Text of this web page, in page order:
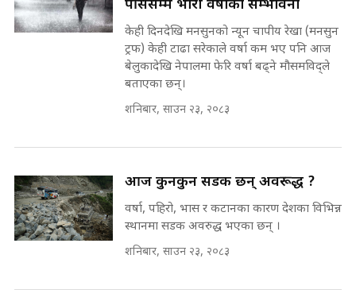
on the Same Page ||
SIDHAKURA ||
सहकारी पीडितसँग मन्त्री प्रतिभा रावलले
भनिन्–साथ दिनुहोस्, दबाब होइन ||
Sidhakura || Pratibha Rawal
रसुवाकाे भाङ्गे झरना | Bhange
SIDHAKURA ||
पोप्पोको पासोः कमाउने लोभमा घरबार नै
उठिबास | The Dark Side of
'Poppo Live'-SIDHAKURA
INVESTIGATION
मन्त्री आउने बित्तिकै सुरु भएको थियो
SIDHAKURA ||
घुसको डिल गर्ने मन्त्रीकाे राजिनामा,
भूमिसुधार मन्त्रीलाई जोगाइदै ! ||
SIDHAKURA ||
पर्सिसम्म भारी वर्षाको सम्भावना
केही दिनदेखि मनसुनको न्यून चापीय रेखा (मनसुन
ट्रफ) केही टाढा सरेकाले वर्षा कम भए पनि आज
बेलुकादेखि नेपालमा फेरि वर्षा बढ्ने मौसमविद्ले
बताएका छन्।
शनिबार, साउन २३, २०८३
आज कुनकुन सडक छन् अवरूद्ध ?
वर्षा, पहिरो, भास र कटानका कारण देशका विभिन्न
स्थानमा सडक अवरुद्ध भएका छन् ।
शनिबार, साउन २३, २०८३